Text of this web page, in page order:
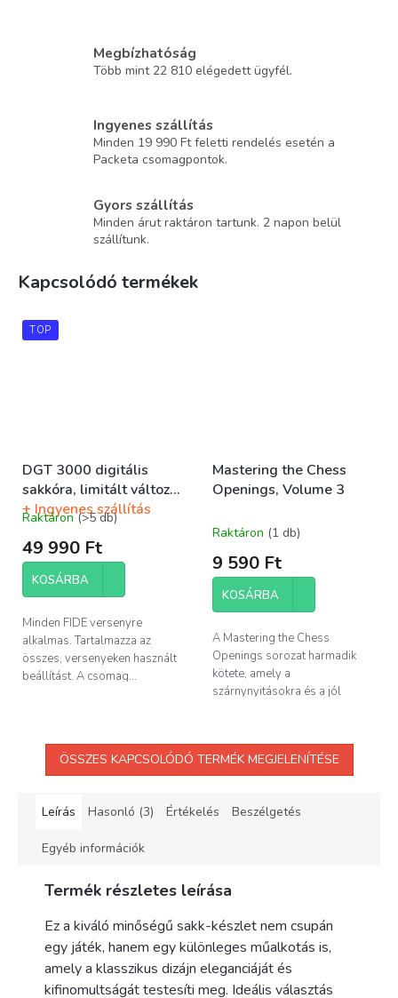
Megbízhatóság
Több mint 22 810 elégedett ügyfél.
Ingyenes szállítás
Minden 19 990 Ft feletti rendelés esetén a
Packeta csomagpontok.
Gyors szállítás
Minden árut raktáron tartunk. 2 napon belül
szállítunk.
Kapcsolódó termékek
TOP
DGT 3000 digitális
sakkóra, limitált változat
+ Ingyenes szállítás
A
átlagos
értékelése
5-
5,0
csillag.
Raktáron(>5 db)
49 990 Ft
KOSÁRBA
Minden FIDE versenyre
alkalmas. Tartalmazza az
összes, versenyeken használt
beállítást. A csomag...
Mastering the Chess
Openings, Volume 3
Raktáron (1 db)
9 590 Ft
KOSÁRBA
A Mastering the Chess
Openings sorozat harmadik
kötete, amely a
szárnynyitásokra és a jól
ÖSSZES KAPCSOLÓDÓ TERMÉK MEGJELENÍTÉSE
Leírás Hasonló (3) Értékelés Beszélgetés
Egyéb információk
Termék részletes leírása
Ez a kiváló minőségű sakk-készlet nem csupán
egy játék, hanem egy különleges műalkotás is,
amely a klasszikus dizájn eleganciáját és
kifinomultságát testesíti meg. Ideális választás